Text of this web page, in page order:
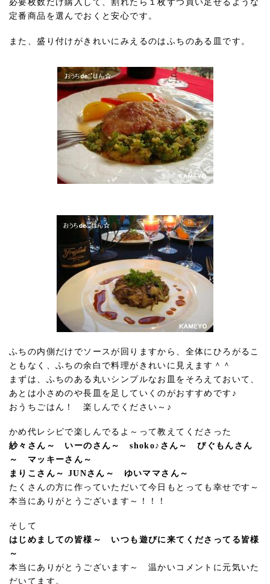
必要枚数だけ購入して、割れたら１枚ずつ買い足せるような
定番商品を選んでおくと安心です。
また、盛り付けがきれいにみえるのはふちのある皿です。
ふちの内側だけでソースが回りますから、全体にひろがるこ
ともなく、ふちの余白で料理がきれいに見えます＾＾
まずは、ふちのある丸いシンプルなお皿をそろえておいて、
あとは小さめのや長皿を足していくのがおすすめです♪
おうちごはん！ 楽しんでください～♪
かめ代レシピで楽しんでるよ～って教えてくださった
紗々さん～ いーのさん～ shoko♪さん～ ぴぐもんさん
～ マッキーさん～
まりこさん～ JUNさん～ ゆいママさん～
たくさんの方に作っていただいて今日もとっても幸せです～
本当にありがとうございます～！！！
そして
はじめましての皆様～ いつも遊びに来てくださってる皆様
～
本当にありがとうございます～ 温かいコメントに元気いた
だいてます。